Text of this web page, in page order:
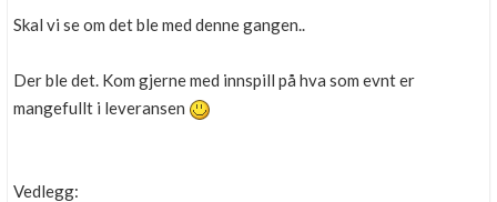
Skal vi se om det ble med denne gangen..
Der ble det. Kom gjerne med innspill på hva som evnt er
mangefullt i leveransen
Vedlegg: